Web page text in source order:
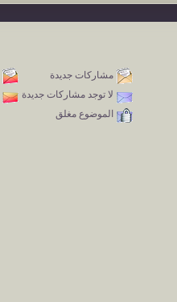
مشاركات جديدة
لا توجد مشاركات جديدة
الموضوع مغلق